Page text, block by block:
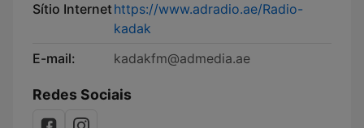
Sítio Internethttps://www.adradio.ae/Radio-
kadak
E-mail:
kadakfm@admedia.ae
Redes Sociais